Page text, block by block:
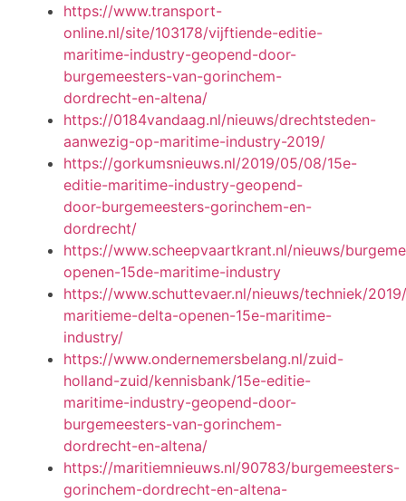
https://www.transport-
online.nl/site/103178/vijftiende-editie-
maritime-industry-geopend-door-
burgemeesters-van-gorinchem-
dordrecht-en-altena/
https://0184vandaag.nl/nieuws/drechtsteden-
aanwezig-op-maritime-industry-2019/
https://gorkumsnieuws.nl/2019/05/08/15e-
editie-maritime-industry-geopend-
door-burgemeesters-gorinchem-en-
dordrecht/
https://www.scheepvaartkrant.nl/nieuws/
openen-15de-maritime-industry
https://www.schuttevaer.nl/nieuws/techniek/
maritieme-delta-openen-15e-maritime-
industry/
https://www.ondernemersbelang.nl/zuid-
holland-zuid/kennisbank/15e-editie-
maritime-industry-geopend-door-
burgemeesters-van-gorinchem-
dordrecht-en-altena/
https://maritiemnieuws.nl/90783/burgemeesters-
gorinchem-dordrecht-en-altena-